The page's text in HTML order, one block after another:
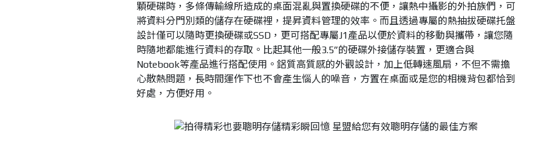
顆硬碟時，多條傳輸線所造成的桌面混亂與置換硬碟的不便，讓熱中攝影的外拍族們，可
將資料分門別類的儲存在硬碟裡，提昇資料管理的效率。而且透過專屬的熱抽拔硬碟托盤
設計僅可以隨時更換硬碟或SSD，更可搭配專屬J1產品以便於資料的移動與攜帶，讓您隨
時隨地都能進行資料的存取。比起其他一般3.5”的硬碟外接儲存裝置，更適合與
Notebook等產品進行搭配使用。鋁質高質感的外觀設計，加上低轉速風扇，不但不需擔
心散熱問題，長時間運作下也不會產生惱人的噪音，方置在桌面或是您的相機背包都恰到
好處，方便好用。